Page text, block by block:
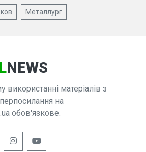
Металлург
NEWS
матеріалів з
на
обов'язкове.